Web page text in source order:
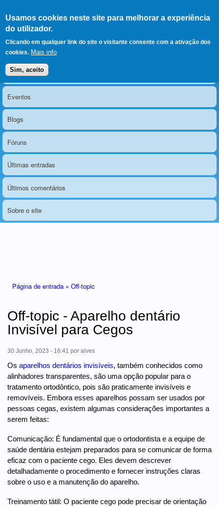
Usamos cookies neste site para melhorar a experiência
do utilizador.
Clicando em qualquer link do site o visitante consente com a ativação dos
cookies. Mais info
Sim, aceito
LERPARAVER , ir para a
página principal
O portal da visão diferente
Menu principal
Notícias
Eventos
Blogs
Fóruns
Últimas entradas
Últimos comentários
Sobre o site
Página de entrada » Off-topic
Off-topic - Aparelho dentário
Invisível para Cegos
30 Junho, 2023 - 16:41 por alves
Os aparelhos dentários invisíveis, também conhecidos como
alinhadores transparentes, são uma opção popular para o
tratamento ortodôntico, pois são praticamente invisíveis e
removíveis. Embora esses aparelhos possam ser usados por
pessoas cegas, existem algumas considerações importantes a
serem feitas:
Comunicação: É fundamental que o ortodontista e a equipe de
saúde dentária estejam preparados para se comunicar de forma
eficaz com o paciente cego. Eles devem descrever
detalhadamente o procedimento e fornecer instruções claras
sobre o uso e a manutenção do aparelho.
Treinamento tátil: O paciente cego pode precisar de orientação